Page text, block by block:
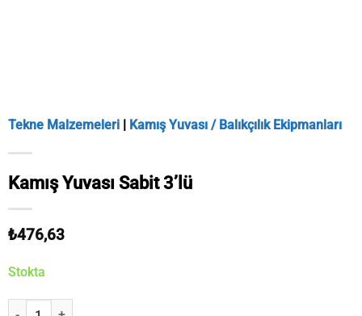
Tekne Malzemeleri | Kamış Yuvası / Balıkçılık Ekipmanları
Kamış Yuvası Sabit 3’lü
₺476,63
Stokta
Kamış Yuvası Sabit 3'lü adet